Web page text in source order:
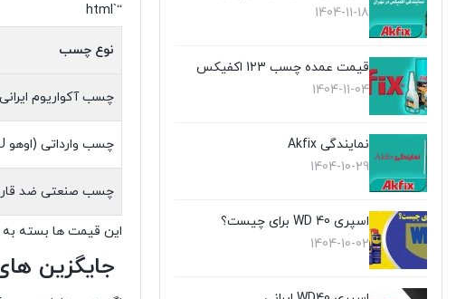
1404-11-18
قیمت عمده چسب 123 اکفیکس
1404-11-04
نمایندگی Akfix
1404-10-29
اسپری WD 40 برای چیست؟
1404-10-02
“`html
نوع چسب
چسب آکواریوم
چسب وارداتی (اوهو UHU، پلی تک)
چسب صنعتی ضد
این قیمت ها بسته به
جایگزین